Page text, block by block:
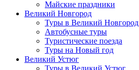
Майские праздники
Великий Новгород
Туры в Великий Новгород
Автобусные туры
Туристические поезда
Туры на Новый год
Великий Устюг
Туры в Великий Устюг